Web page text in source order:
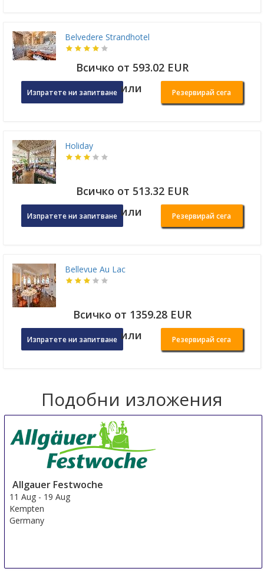
Belvedere Strandhotel
Всичко от 593.02 EUR
Изпратете ни запитване или Резервирай сега
Holiday
Всичко от 513.32 EUR
Изпратете ни запитване или Резервирай сега
Bellevue Au Lac
Всичко от 1359.28 EUR
Изпратете ни запитване или Резервирай сега
Подобни изложения
Allgauer Festwoche
11 Aug - 19 Aug
Kempten
Germany